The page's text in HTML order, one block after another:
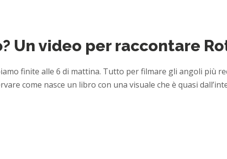
Un video per raccontare
finite alle 6 di mattina. Tutto per filmare gli angoli più
come nasce un libro con una visuale che è quasi